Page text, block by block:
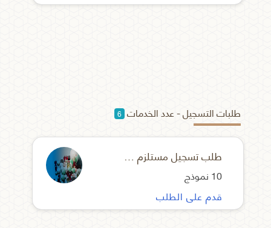
طلبات التسجيل - عدد الخدمات 6
قدم على الطلب
طلب تسجيل مستلزم طبي مستورد
10 نموذج